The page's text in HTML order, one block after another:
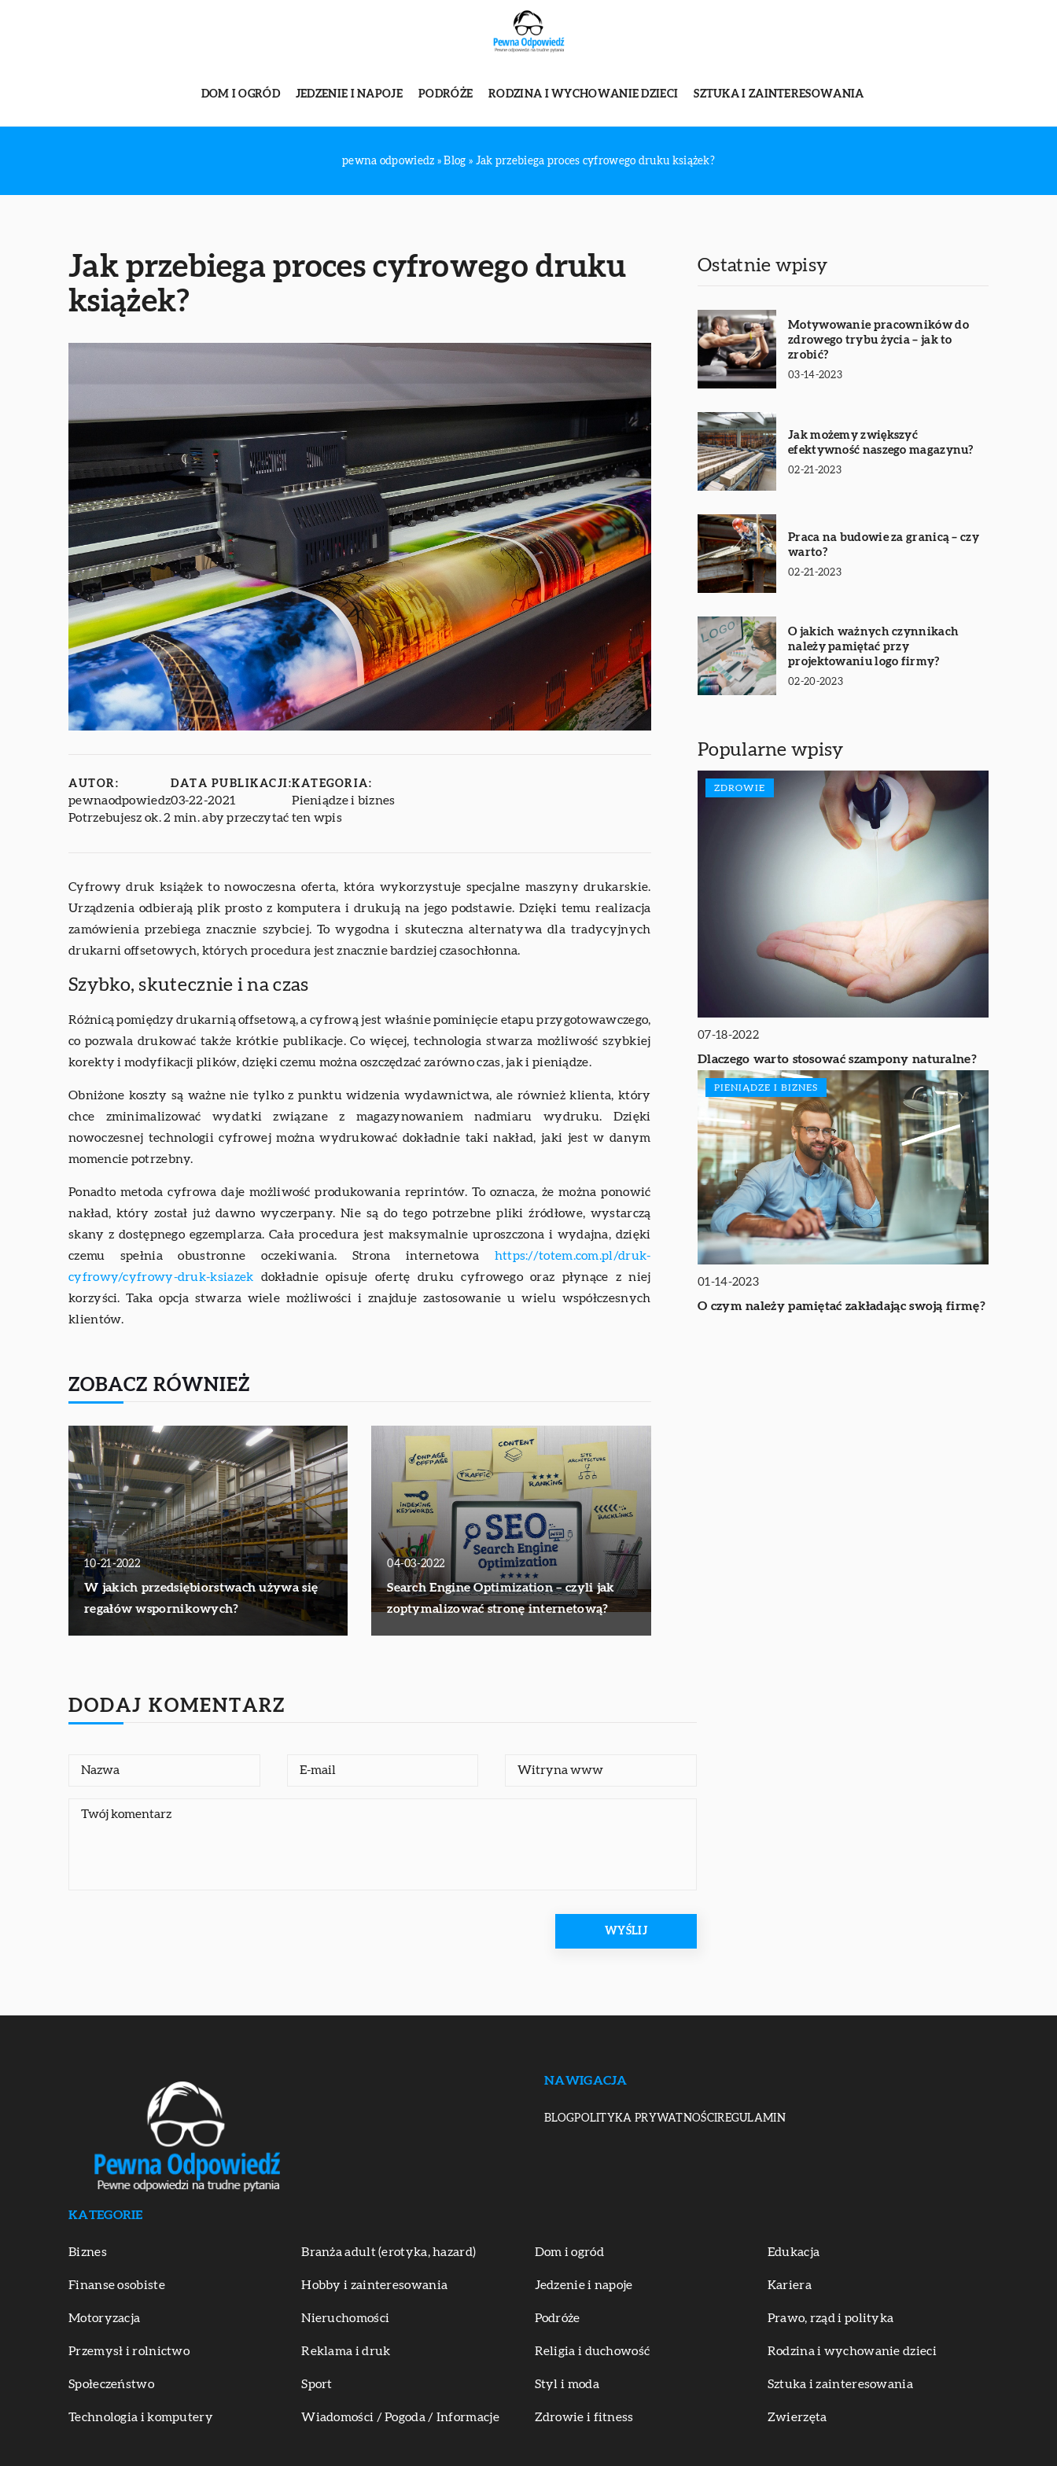
DOM I OGRÓD JEDZENIE I NAPOJE PODRÓŻE RODZINA I WYCHOWANIE DZIECI SZTUKA I ZAINTERESOWANIA
pewna odpowiedz »Blog » Jak przebiega proces cyfrowego druku książek?
Jak przebiega proces cyfrowego druku
książek?
AUTOR:
pewnaodpowiedz
DATA PUBLIKACJI:
03-22-2021
KATEGORIA:
Pieniądze i biznes
Potrzebujesz ok. 2 min. aby przeczytać ten wpis
Cyfrowy druk książek to nowoczesna oferta, która wykorzystuje specjalne maszyny drukarskie.
Urządzenia odbierają plik prosto z komputera i drukują na jego podstawie. Dzięki temu realizacja
zamówienia przebiega znacznie szybciej. To wygodna i skuteczna alternatywa dla tradycyjnych
drukarni offsetowych, których procedura jest znacznie bardziej czasochłonna.
Szybko, skutecznie i na czas
Różnicą pomiędzy drukarnią offsetową, a cyfrową jest właśnie pominięcie etapu przygotowawczego,
co pozwala drukować także krótkie publikacje. Co więcej, technologia stwarza możliwość szybkiej
korekty i modyfikacji plików, dzięki czemu można oszczędzać zarówno czas, jak i pieniądze.
Obniżone koszty są ważne nie tylko z punktu widzenia wydawnictwa, ale również klienta, który
chce zminimalizować wydatki związane z magazynowaniem nadmiaru wydruku. Dzięki
nowoczesnej technologii cyfrowej można wydrukować dokładnie taki nakład, jaki jest w danym
momencie potrzebny.
Ponadto metoda cyfrowa daje możliwość produkowania reprintów. To oznacza, że można ponowić
nakład, który został już dawno wyczerpany. Nie są do tego potrzebne pliki źródłowe, wystarczą
skany z dostępnego egzemplarza. Cała procedura jest maksymalnie uproszczona i wydajna, dzięki
czemu spełnia obustronne oczekiwania. Strona internetowa https://totem.com.pl/druk-
cyfrowy/cyfrowy-druk-ksiazek dokładnie opisuje ofertę druku cyfrowego oraz płynące z niej
korzyści. Taka opcja stwarza wiele możliwości i znajduje zastosowanie u wielu współczesnych
klientów.
ZOBACZ RÓWNIEŻ
10-21-2022
W jakich przedsiębiorstwach używa się
regałów wspornikowych?
04-03-2022
Search Engine Optimization – czyli jak
zoptymalizować stronę internetową?
Ostatnie wpisy
Motywowanie pracowników do
zdrowego trybu życia – jak to
zrobić?
03-14-2023
Jak możemy zwiększyć
efektywność naszego magazynu?
02-21-2023
Praca na budowie za granicą – czy
warto?
02-21-2023
O jakich ważnych czynnikach
należy pamiętać przy
projektowaniu logo firmy?
02-20-2023
Popularne wpisy
ZDROWIE
07-18-2022
Dlaczego warto stosować szampony naturalne?
PIENIĄDZE I BIZNES
01-14-2023
O czym należy pamiętać zakładając swoją firmę?
DODAJ KOMENTARZ
NAWIGACJA
BLOGPOLITYKA PRYWATNOŚCIREGULAMIN
KATEGORIE
Biznes Branża adult (erotyka, hazard) Dom i ogród Edukacja
Finanse osobiste Hobby i zainteresowania Jedzenie i napoje Kariera
Motoryzacja Nieruchomości Podróże Prawo, rząd i polityka
Przemysł i rolnictwo Reklama i druk Religia i duchowość Rodzina i wychowanie dzieci
Społeczeństwo Sport Styl i moda Sztuka i zainteresowania
Technologia i komputery Wiadomości / Pogoda / Informacje Zdrowie i fitness Zwierzęta